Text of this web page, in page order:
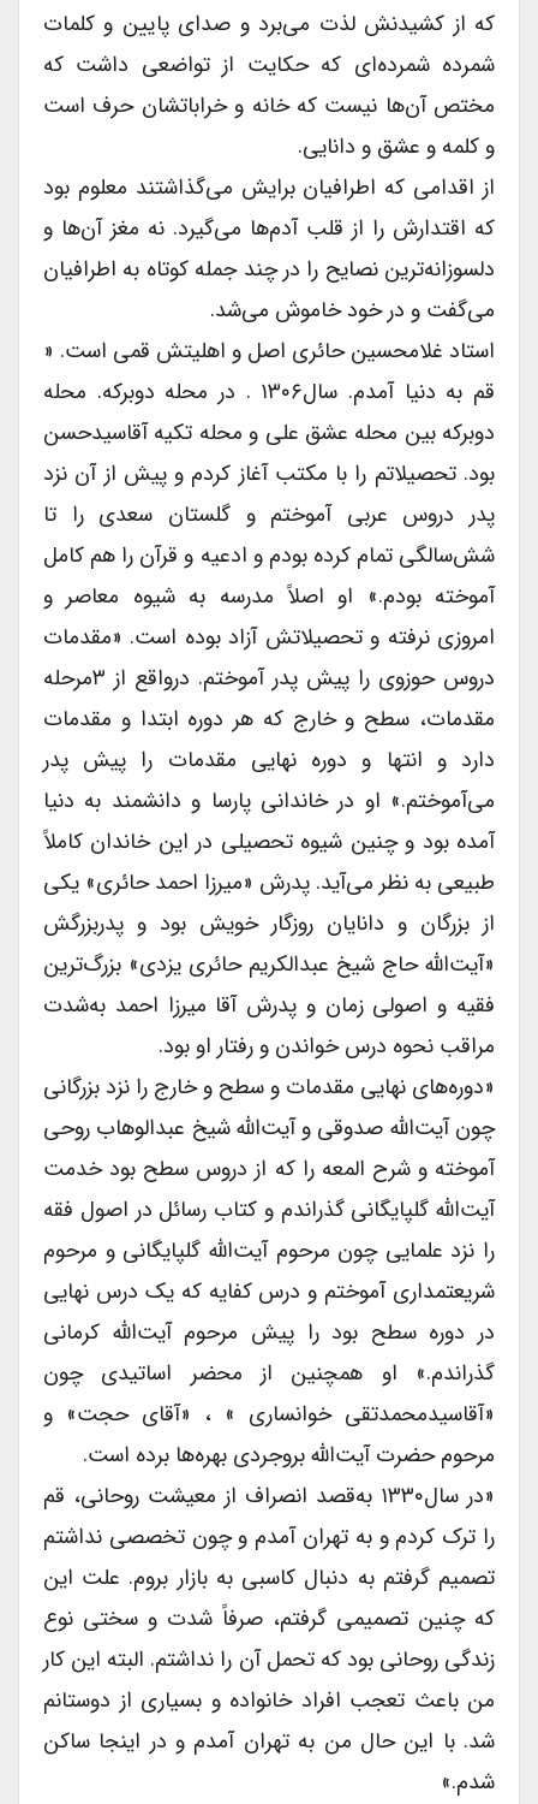
که از کشیدنش لذت می‌برد و صداى پایین و کلمات
شمرده شمرده‌ای که حکایت از تواضعى داشت که
مختص آن‌ها نیست که خانه و خراباتشان حرف است
و کلمه و عشق و دانایى.
از اقدامى که اطرافیان برایش می‌گذاشتند معلوم بود
که اقتدارش را از قلب آدم‌ها می‌گیرد. نه مغز آن‌ها و
دلسوزانه‌ترین نصایح را در چند جمله کوتاه به اطرافیان
می‌گفت و در خود خاموش می‌شد.
استاد غلامحسین حائرى اصل و اهلیتش قمى است. «
قم به دنیا آمدم. سال۱۳۰۶ . در محله دوبرکه. محله
دوبرکه بین محله عشق على و محله تکیه آقاسیدحسن
بود. تحصیلاتم را با مکتب آغاز کردم و پیش از آن نزد
پدر دروس عربى آموختم و گلستان سعدى را تا
شش‌سالگی تمام کرده بودم و ادعیه و قرآن را هم کامل
آموخته بودم.» او اصلاً مدرسه به شیوه معاصر و
امروزی نرفته و تحصیلاتش آزاد بوده است. «مقدمات
دروس حوزوى را پیش پدر آموختم. درواقع از ۳مرحله
مقدمات، سطح و خارج که هر دوره ابتدا و مقدمات
دارد و انتها و دوره نهایى مقدمات را پیش پدر
می‌آموختم.» او در خاندانى پارسا و دانشمند به دنیا
آمده بود و چنین شیوه تحصیلى در این خاندان کاملاً
طبیعى به نظر می‌آید. پدرش «میرزا احمد حائری» یکى
از بزرگان و دانایان روزگار خویش بود و پدربزرگش
«آیت‌الله حاج شیخ عبدالکریم حائرى یزدى» بزرگ‌ترین
فقیه و اصولى زمان و پدرش آقا میرزا احمد به‌شدت
مراقب نحوه درس خواندن و رفتار او بود.
«دوره‌های نهایى مقدمات و سطح و خارج را نزد بزرگانى
چون آیت‌الله صدوقى و آیت‌الله شیخ عبدالوهاب روحى
آموخته و شرح المعه را که از دروس سطح بود خدمت
آیت‌الله گلپایگانى گذراندم و کتاب رسائل در اصول فقه
را نزد علمایى چون مرحوم آیت‌الله گلپایگانى و مرحوم
شریعتمدارى آموختم و درس کفایه که یک درس نهایى
در دوره سطح بود را پیش مرحوم آیت‌الله کرمانى
گذراندم.» او همچنین از محضر اساتیدى چون
«آقاسیدمحمدتقى خوانسارى » ، «آقاى حجت» و
مرحوم حضرت آیت‌الله بروجردى بهره‌ها برده است.
«در سال۱۳۳۰ به‌قصد انصراف از معیشت روحانى، قم
را ترک کردم و به تهران آمدم و چون تخصصى نداشتم
تصمیم گرفتم به دنبال کاسبى به بازار بروم. علت این
که چنین تصمیمى گرفتم، صرفاً شدت و سختى نوع
زندگى روحانى بود که تحمل آن را نداشتم. البته این کار
من باعث تعجب افراد خانواده و بسیارى از دوستانم
شد. با این حال من به تهران آمدم و در اینجا ساکن
شدم.»